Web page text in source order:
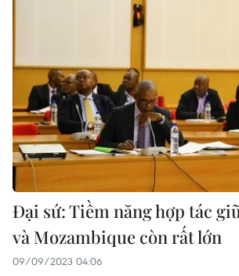
Đại sứ: Tiềm năng hợp tác
và Mozambique còn rất lớn
09/09/2023 04:06